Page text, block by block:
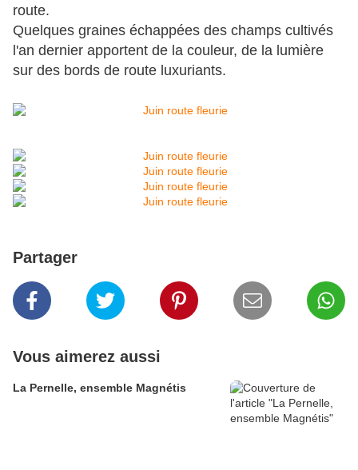
route.
Quelques graines échappées des champs cultivés
l'an dernier apportent de la couleur, de la lumière
sur des bords de route luxuriants.
Partager
Vous aimerez aussi
La Pernelle, ensemble Magnétis